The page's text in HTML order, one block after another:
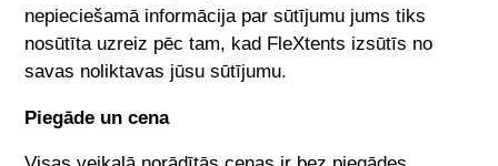
nepieciešamā informācija par sūtījumu jums tiks
nosūtīta uzreiz pēc tam, kad FleXtents izsūtīs no
savas noliktavas jūsu sūtījumu.
Piegāde un cena